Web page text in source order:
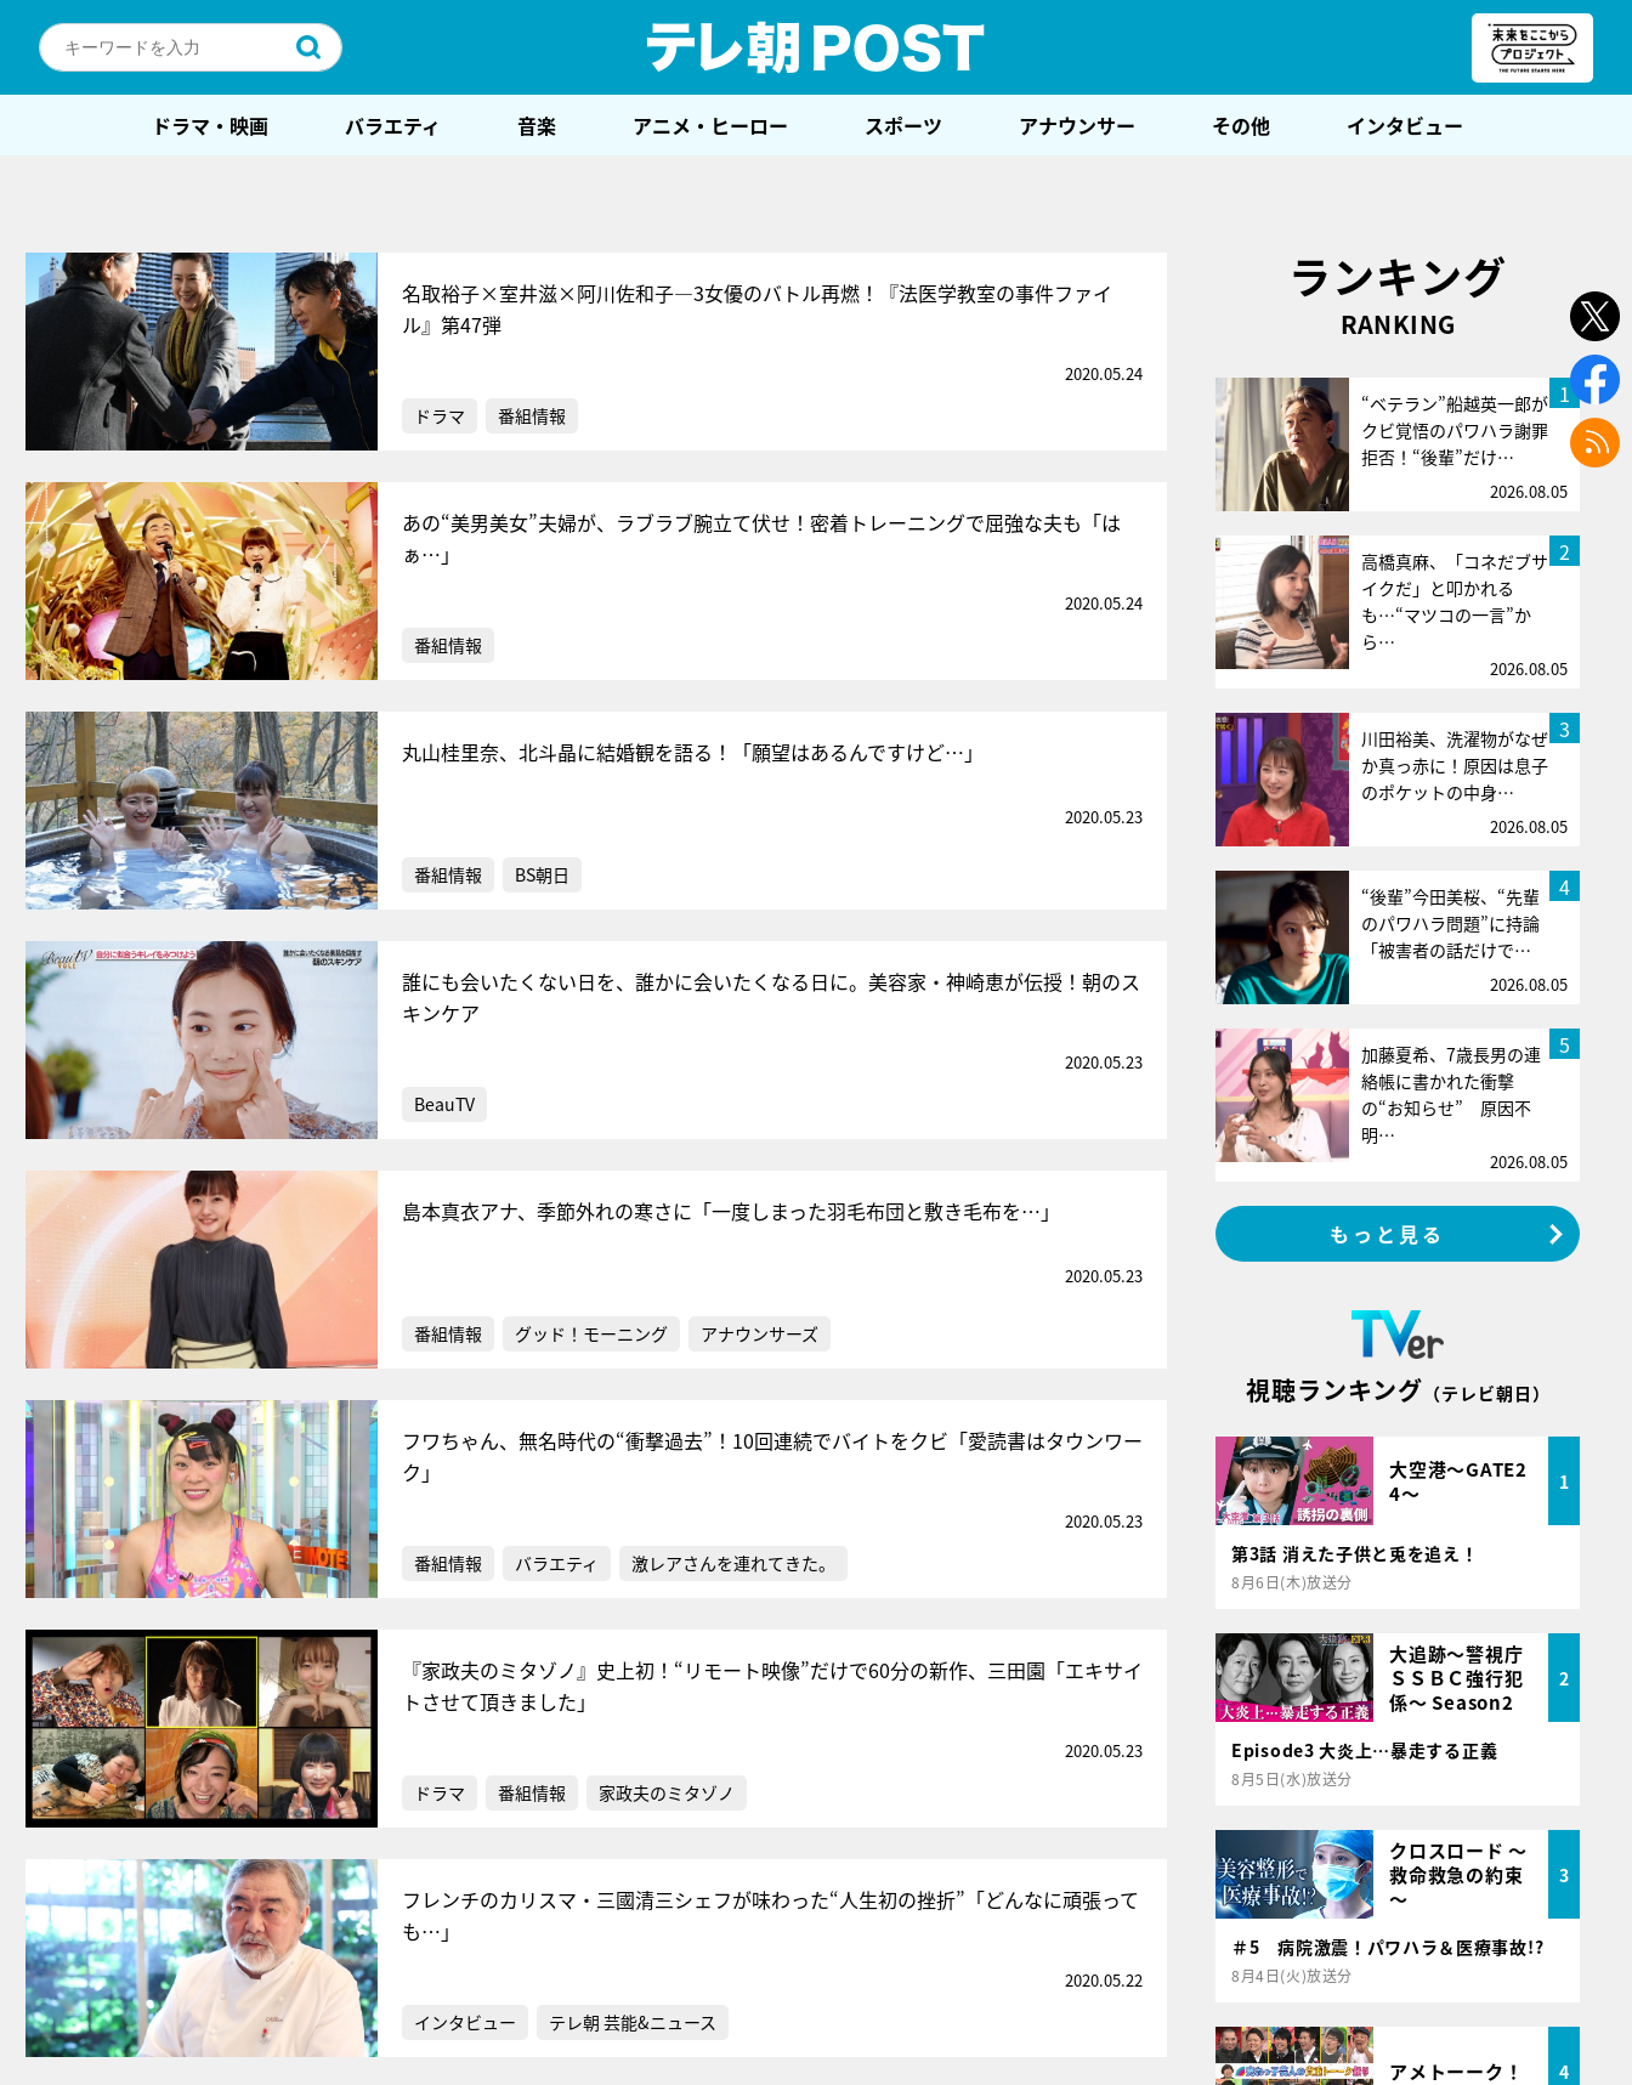
ドラマ・映画 バラエティ 音楽 アニメ・ヒーロー スポーツ アナウンサー その他 インタビュー
名取裕子×室井滋×阿川佐和子―3女優のバトル再燃！『法医学教室の事件ファイ
ル』第47弾
2020.05.24
ドラマ 番組情報
あの“美男美女”夫婦が、ラブラブ腕立て伏せ！密着トレーニングで屈強な夫も「は
ぁ…」
2020.05.24
番組情報
丸山桂里奈、北斗晶に結婚観を語る！「願望はあるんですけど…」
2020.05.23
番組情報 BS朝日
誰にも会いたくない日を、誰かに会いたくなる日に。美容家・神崎恵が伝授！朝のス
キンケア
2020.05.23
BeauTV
島本真衣アナ、季節外れの寒さに「一度しまった羽毛布団と敷き毛布を…」
2020.05.23
番組情報 グッド！モーニング アナウンサーズ
フワちゃん、無名時代の“衝撃過去”！10回連続でバイトをクビ「愛読書はタウンワー
ク」
2020.05.23
番組情報 バラエティ 激レアさんを連れてきた。
『家政夫のミタゾノ』史上初！“リモート映像”だけで60分の新作、三田園「エキサイ
トさせて頂きました」
2020.05.23
ドラマ 番組情報 家政夫のミタゾノ
フレンチのカリスマ・三國清三シェフが味わった“人生初の挫折”「どんなに頑張って
も…」
2020.05.22
インタビュー テレ朝 芸能&ニュース
ランキング
RANKING
1
“ベテラン”船越英一郎が
クビ覚悟のパワハラ謝罪
拒否！“後輩”だけ…
2026.08.05
2
高橋真麻、「コネだブサ
イクだ」と叩かれる
も…“マツコの一言”か
ら…
2026.08.05
3
川田裕美、洗濯物がなぜ
か真っ赤に！原因は息子
のポケットの中身…
2026.08.05
4
“後輩”今田美桜、“先輩
のパワハラ問題”に持論
「被害者の話だけで…
2026.08.05
5
加藤夏希、7歳長男の連
絡帳に書かれた衝撃
の“お知らせ” 原因不
明…
2026.08.05
もっと見る
視聴ランキング （テレビ朝日）
大空港～GATE2
4～
1
第3話 消えた子供と兎を追え！
8月6日(木)放送分
大追跡～警視庁
ＳＳＢＣ強行犯
係～ Season2
2
Episode3 大炎上…暴走する正義
8月5日(水)放送分
クロスロード ～
救命救急の約束
～
3
＃5 病院激震！パワハラ＆医療事故!?
8月4日(火)放送分
アメトーーク！ 4